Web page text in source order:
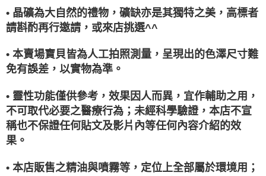
• 晶礦為大自然的禮物，礦缺亦是其獨特之美，高標者
請斟酌再行邀請，或來店挑選^^
• 本賣場寶貝皆為人工拍照測量，呈現出的色澤尺寸難
免有誤差，以實物為準。
• 靈性功能僅供參考，效果因人而異，宜作輔助之用，
不可取代必要之醫療行為；未經科學驗證，本店不宣
稱也不保證任何貼文及影片內等任何內容介紹的效
果。
• 本店販售之精油與噴霧等，定位上全部屬於環境用；